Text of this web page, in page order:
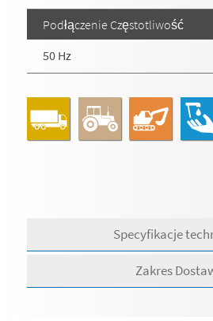
Podłączenie Częstotliwość
50 Hz
Specyfikacje
Zakres